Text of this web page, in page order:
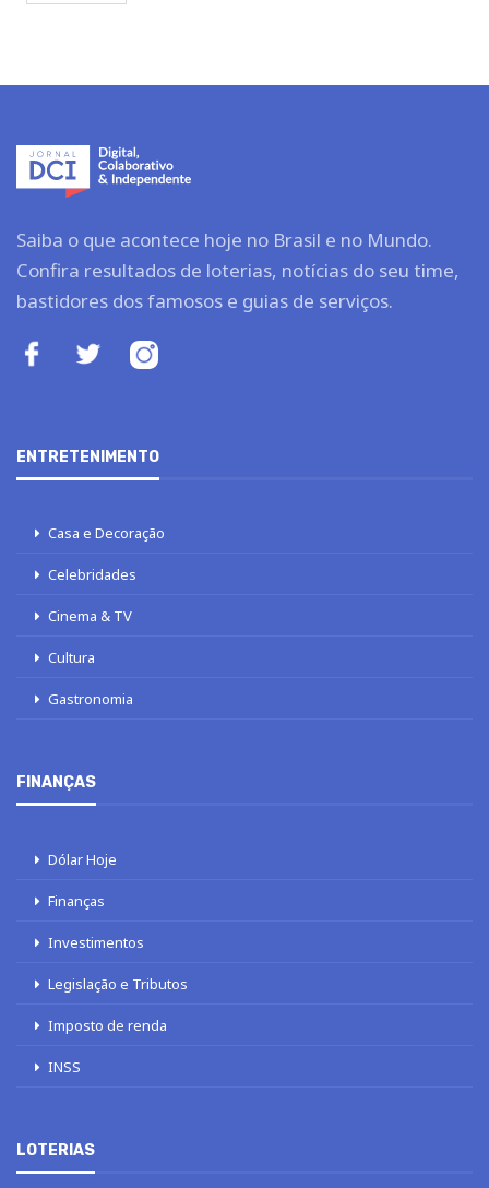
Saiba o que acontece hoje no Brasil e no Mundo.
Confira resultados de loterias, notícias do seu time,
bastidores dos famosos e guias de serviços.
ENTRETENIMENTO
Casa e Decoração
Celebridades
Cinema & TV
Cultura
Gastronomia
FINANÇAS
Dólar Hoje
Finanças
Investimentos
Legislação e Tributos
Imposto de renda
INSS
LOTERIAS